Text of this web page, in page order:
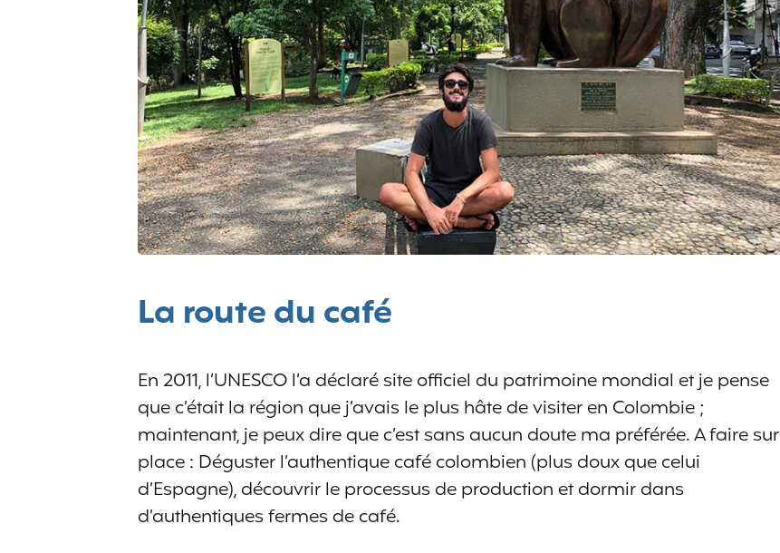
La route du café
En 2011, l’UNESCO l’a déclaré site officiel du patrimoine mondial et je pense
que c’était la région que j’avais le plus hâte de visiter en Colombie ;
maintenant, je peux dire que c’est sans aucun doute ma préférée. A faire sur
place : Déguster l’authentique café colombien (plus doux que celui
d’Espagne), découvrir le processus de production et dormir dans
d’authentiques fermes de café.